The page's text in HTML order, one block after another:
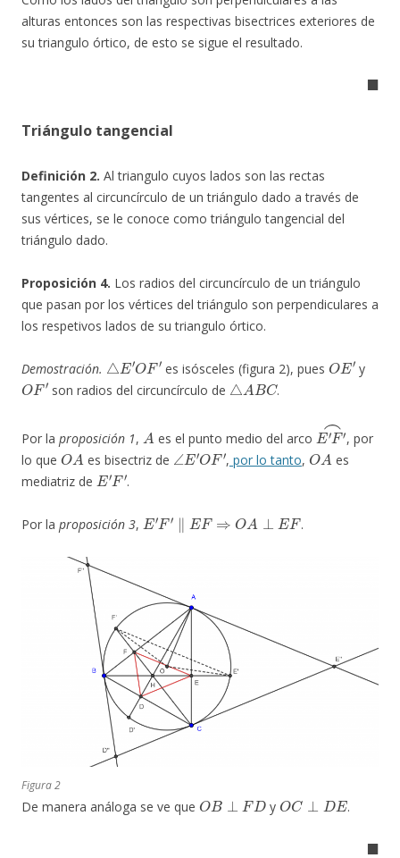
alturas entonces son las respectivas bisectrices exteriores de
su triangulo órtico, de esto se sigue el resultado.
Triángulo tangencial
Definición 2. Al triangulo cuyos lados son las rectas
tangentes al circuncírculo de un triángulo dado a través de
sus vértices, se le conoce como triángulo tangencial del
triángulo dado.
Proposición 4. Los radios del circuncírculo de un triángulo
que pasan por los vértices del triángulo son perpendiculares a
los respetivos lados de su triangulo órtico.
Demostración.
O
es isósceles (figura 2), pues y
OF′
son radios del circuncírculo de
△ABC
.
Por la proposición 1,
A
es el punto medio del arco
E′F′⌢
, por
lo que
OA
es bisectriz de
∠E′OF′
, por lo tanto,
OA
es
mediatriz de
E′F′
.
Por la proposición 3,
E′F′∥ EF OA ⊥
.
Figura 2
De manera análoga se ve que
O B⊥ D
y
O C⊥ E
.
◼